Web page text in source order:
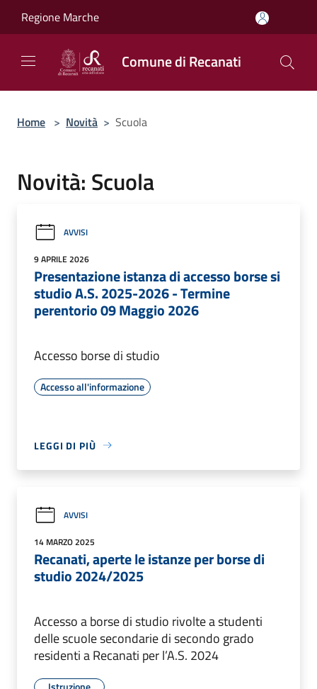
Regione Marche
Comune di Recanati
Home > Novità > Scuola
Novità: Scuola
AVVISI
9 APRILE 2026
Presentazione istanza di accesso borse si
studio A.S. 2025-2026 - Termine
perentorio 09 Maggio 2026
Accesso borse di studio
Accesso all'informazione
LEGGI DI PIÙ
AVVISI
14 MARZO 2025
Recanati, aperte le istanze per borse di
studio 2024/2025
Accesso a borse di studio rivolte a studenti
delle scuole secondarie di secondo grado
residenti a Recanati per l’A.S. 2024